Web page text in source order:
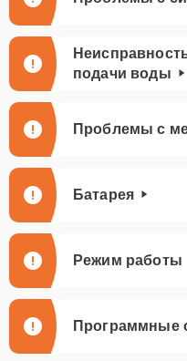
подачи воды
Проблемы с
Батарея
Режим работы
Программные